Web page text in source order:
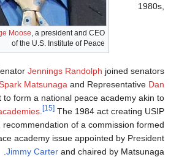
George Moose, a president and CEO
of the U.S. Institute of Peace
needed SenatorJennings Randolphjoined
andSpark Matsunagaand
in an effort to form a national peace
military academies.
The 1984 act
a 1981 recommendation of a
the peace academy issue appointed by
Jimmy Carter and chaired by